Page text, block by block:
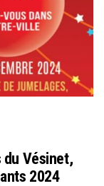
du Vésinet,
2024